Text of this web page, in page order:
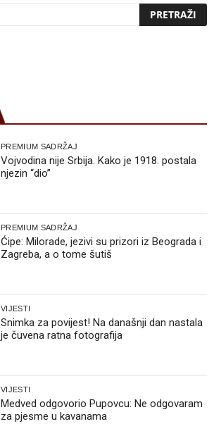
PREMIUM SADRŽAJ
Vojvodina nije Srbija. Kako je 1918. postala
njezin “dio”
PREMIUM SADRŽAJ
Ćipe: Milorade, jezivi su prizori iz Beograda i
Zagreba, a o tome šutiš
VIJESTI
Snimka za povijest! Na današnji dan nastala
je čuvena ratna fotografija
VIJESTI
Medved odgovorio Pupovcu: Ne odgovaram
za pjesme u kavanama